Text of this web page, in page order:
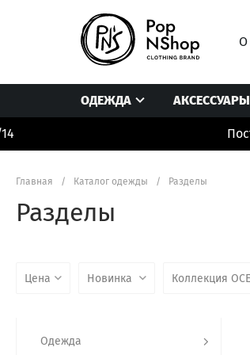
О
ОДЕЖДА
Верхняя одежда
АКСЕССУАРЫ
Главная / Каталог одежды / Разделы
Разделы
Цена Новинка Коллекция
Одежда